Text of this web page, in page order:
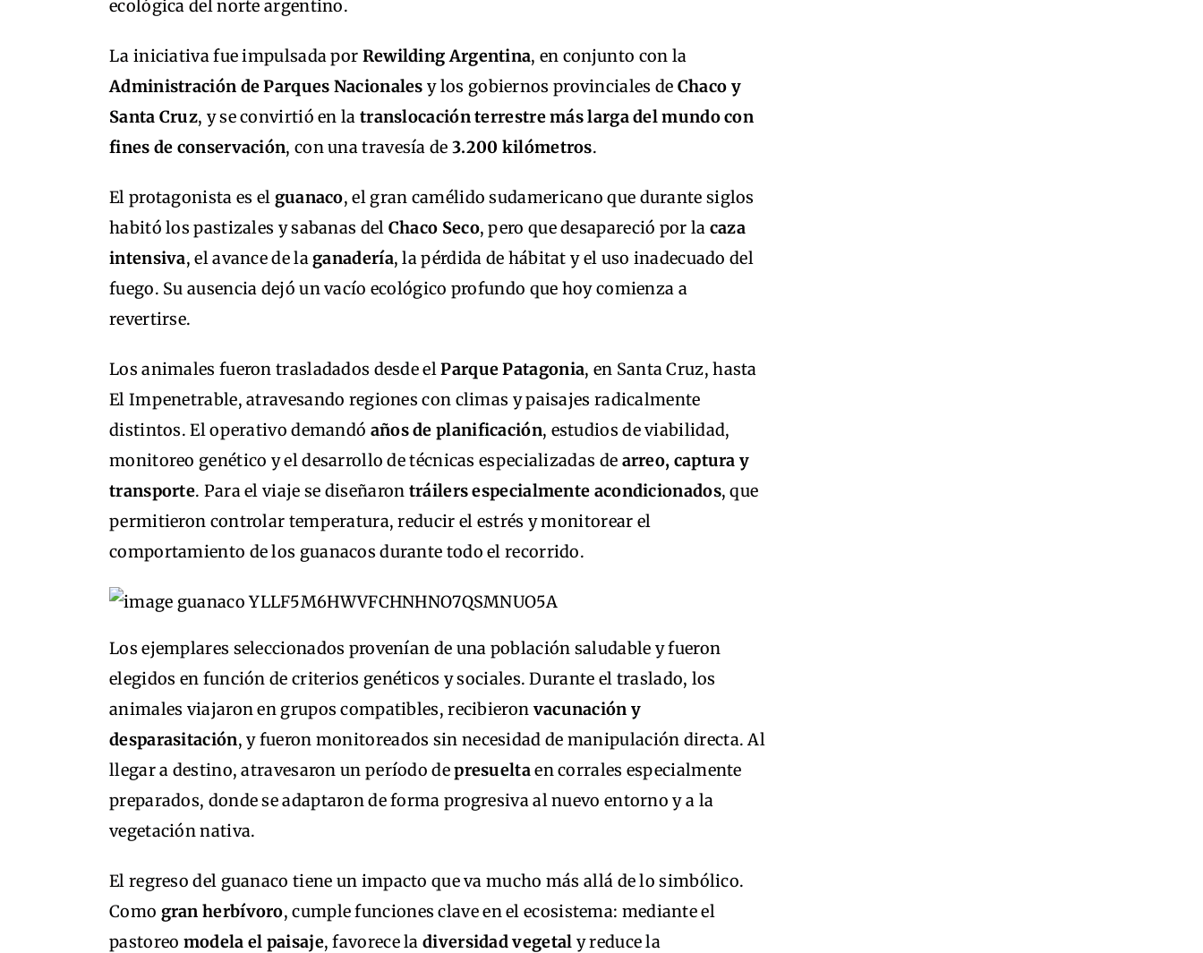
ecológica del norte argentino.
La iniciativa fue impulsada por Rewilding Argentina, en conjunto con la
Administración de Parques Nacionales y los gobiernos provinciales de Chaco y
Santa Cruz, y se convirtió en la translocación terrestre más larga del mundo con
fines de conservación, con una travesía de 3.200 kilómetros.
El protagonista es el guanaco, el gran camélido sudamericano que durante siglos
habitó los pastizales y sabanas del Chaco Seco, pero que desapareció por la caza
intensiva, el avance de laganadería, la pérdida de hábitat y el uso inadecuado del
fuego. Su ausencia dejó un vacío ecológico profundo que hoy comienza a
revertirse.
Los animales fueron trasladados desde elParque Patagonia, en Santa Cruz, hasta
El Impenetrable, atravesando regiones con climas y paisajes radicalmente
distintos. El operativo demandó años de planificación, estudios de viabilidad,
monitoreo genético y el desarrollo de técnicas especializadas de arreo, captura y
transporte. Para el viaje se diseñaron tráilers especialmente acondicionados, que
permitieron controlar temperatura, reducir el estrés y monitorear el
comportamiento de los guanacos durante todo el recorrido.
Los ejemplares seleccionados provenían de una población saludable y fueron
elegidos en función de criterios genéticos y sociales. Durante el traslado, los
animales viajaron en grupos compatibles, recibieron vacunación y
desparasitación, y fueron monitoreados sin necesidad de manipulación directa. Al
llegar a destino, atravesaron un período depresueltaen corrales especialmente
preparados, donde se adaptaron de forma progresiva al nuevo entorno y a la
vegetación nativa.
El regreso del guanaco tiene un impacto que va mucho más allá de lo simbólico.
Como gran herbívoro, cumple funciones clave en el ecosistema: mediante el
pastoreo modela el paisaje, favorece ladiversidad vegetal y reduce la